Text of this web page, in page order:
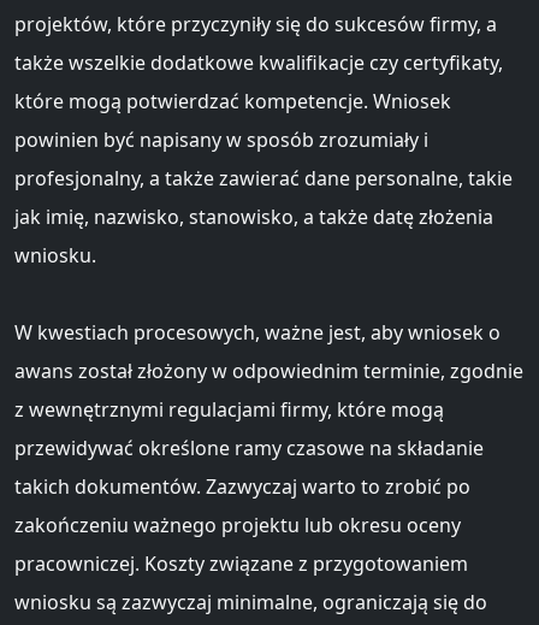
projektów, które przyczyniły się do sukcesów firmy, a
także wszelkie dodatkowe kwalifikacje czy certyfikaty,
które mogą potwierdzać kompetencje. Wniosek
powinien być napisany w sposób zrozumiały i
profesjonalny, a także zawierać dane personalne, takie
jak imię, nazwisko, stanowisko, a także datę złożenia
wniosku.
W kwestiach procesowych, ważne jest, aby wniosek o
awans został złożony w odpowiednim terminie, zgodnie
z wewnętrznymi regulacjami firmy, które mogą
przewidywać określone ramy czasowe na składanie
takich dokumentów. Zazwyczaj warto to zrobić po
zakończeniu ważnego projektu lub okresu oceny
pracowniczej. Koszty związane z przygotowaniem
wniosku są zazwyczaj minimalne, ograniczają się do